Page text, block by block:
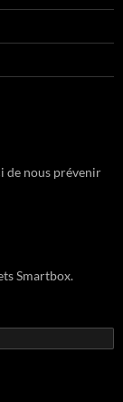
de nous prévenir
Smartbox.